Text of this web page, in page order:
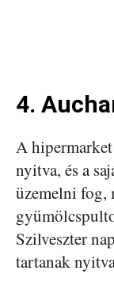
4.
A
nyitva, és a
üzemelni fog,
Szilveszter
tartanak